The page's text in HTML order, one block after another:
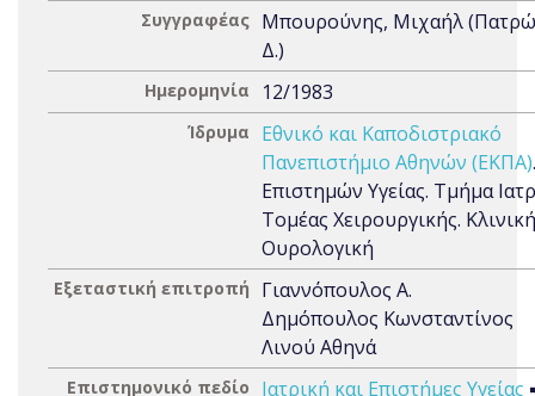
Συγγραφέας Μπουρούνης, Μιχαήλ
Δ.)
Ημερομηνία 12/1983
Ίδρυμα
Εθνικό και Καποδιστριακό
Πανεπιστήμιο Αθηνών (ΕΚΠΑ)
Επιστημών Υγείας. Τμήμα
Τομέας Χειρουργικής. Κλινική
Ουρολογική
Εξεταστική επιτροπή
Γιαννόπουλος Α.
Δημόπουλος Κωνσταντίνος
Λινού Αθηνά
Επιστημονικό πεδίο Ιατρική και Επιστήμες Υγείας